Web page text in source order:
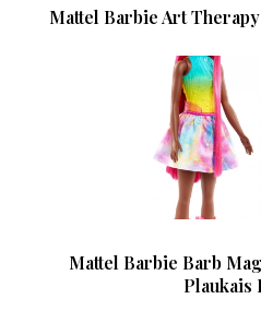
Mattel Barbie Art
Mattel Barbie Barb
Plaukais